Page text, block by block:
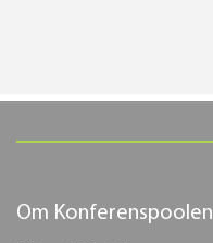
Om Konferenspoolen